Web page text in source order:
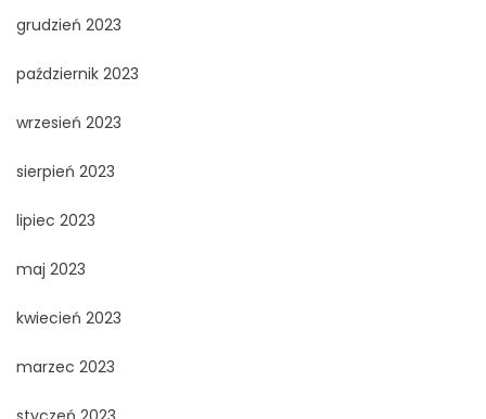
grudzień 2023
październik 2023
wrzesień 2023
sierpień 2023
lipiec 2023
maj 2023
kwiecień 2023
marzec 2023